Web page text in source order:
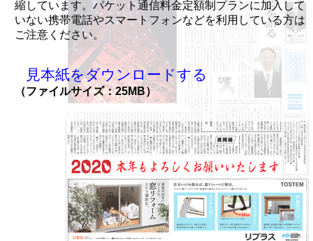
縮しています。パケット通信料金定額制プランに加入して
いない携帯電話やスマートフォンなどを利用している方は
ご注意ください。
見本紙をダウンロードする
（ファイルサイズ：25MB）